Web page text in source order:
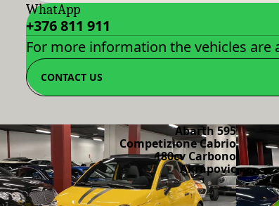
WhatApp
+376 811 911
For more information the vehicles are
CONTACT US
Abarth 595
Competizione Cabrio
180cv Carbono
Akrapovic